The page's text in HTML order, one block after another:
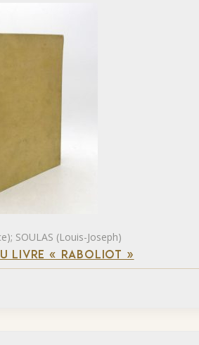
SOULAS (Louis-Joseph)
LIVRE « RABOLIOT »